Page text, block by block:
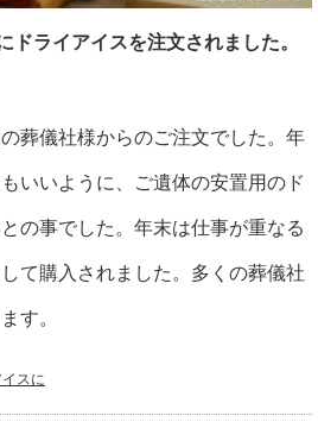
ドライアイスを注文されました。
葬儀社様からのご注文でした。年
いいように、ご遺体の安置用のド
の事でした。年末は仕事が重なる
て購入されました。多くの葬儀社
す。
スに